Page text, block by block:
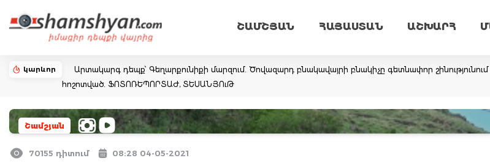
ՇԱՄՇՅԱՆ ՀԱՅԱՍՏԱՆ ԱՇԽԱՐՀ
կարևոր
Արտակարգ դեպք՝ Գեղարքունիքի մարզում. Ծովազարդ բնակավայրի բնակիչը գետնափոր
հոշոտված. ՖՈՏՈՌԵՊՈՐՏԱԺ, ՏԵՍԱՆՅՈւԹ
Շամշյան
70155 դիտում 08:28 04-05-2021